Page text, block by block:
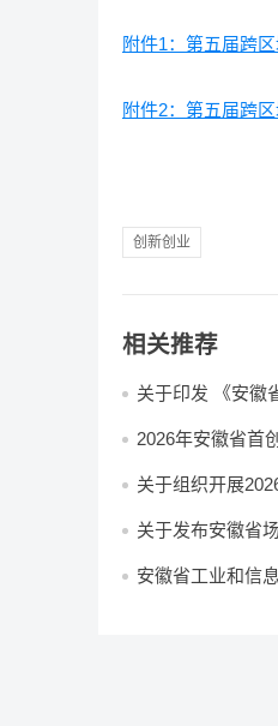
附件1：第五届跨
附件2：第五届跨
创新创业
相关推荐
关于印发 《安徽
2026年安徽省首
关于组织开展
关于发布安徽省
安徽省工业和信